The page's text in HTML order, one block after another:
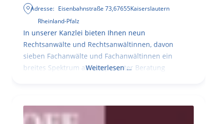
Adresse: Eisenbahnstraße 73,67655Kaiserslautern
Rheinland-Pfalz
In unserer Kanzlei bieten Ihnen neun
Rechtsanwälte und Rechtsanwältinnen, davon
sieben Fachanwälte und Fachanwältinnen ein
breites Spektrum an kompetenter Beratung
Weiterlesen …